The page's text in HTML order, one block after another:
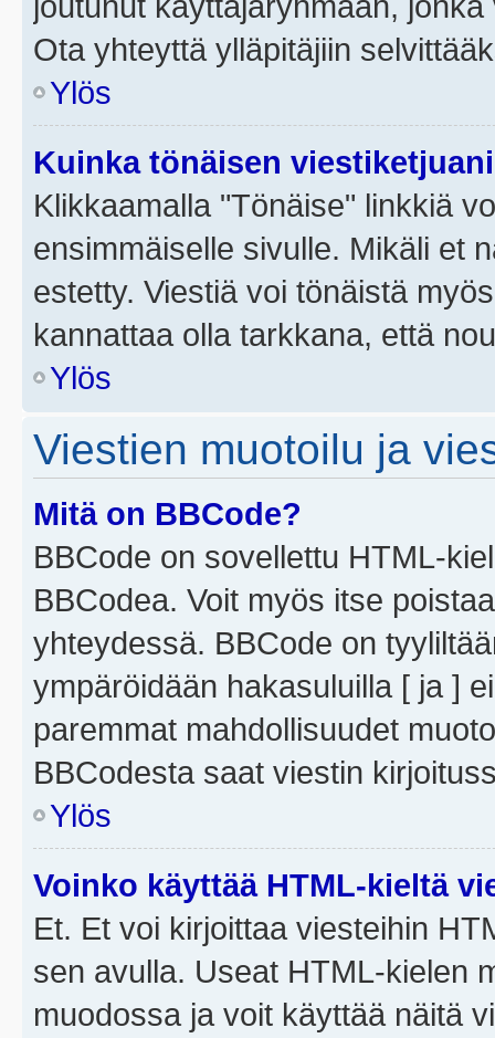
Ota yhteyttä ylläpitäjiin
Ylös
Kuinka tönäisen
Klikkaamalla "Tönäise" linkkiä
ensimmäiselle sivulle. Mikäli et
estetty. Viestiä voi tönäistä
kannattaa olla tarkkana, että
Ylös
Viestien muotoilu ja
Mitä on BBCode?
BBCode on sovellettu HTML-
BBCodea. Voit myös itse
yhteydessä. BBCode on
ympäröidään hakasuluilla [ ja ]
paremmat mahdollisuudet
BBCodesta saat viestin
Ylös
Voinko käyttää HTML-kieltä
Et. Et voi kirjoittaa viesteihin
sen avulla. Useat HTML-kielen
muodossa ja voit käyttää näitä